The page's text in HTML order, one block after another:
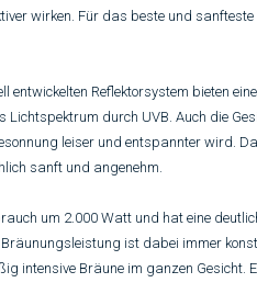
wirken. Für das beste und
entwickelten Reflektorsystem bieten
durch UVB. Auch die
leiser und entspannter wird.
sanft und angenehm.
um 2.000 Watt und hat eine
ist dabei immer
intensive Bräune im ganzen Gesicht.